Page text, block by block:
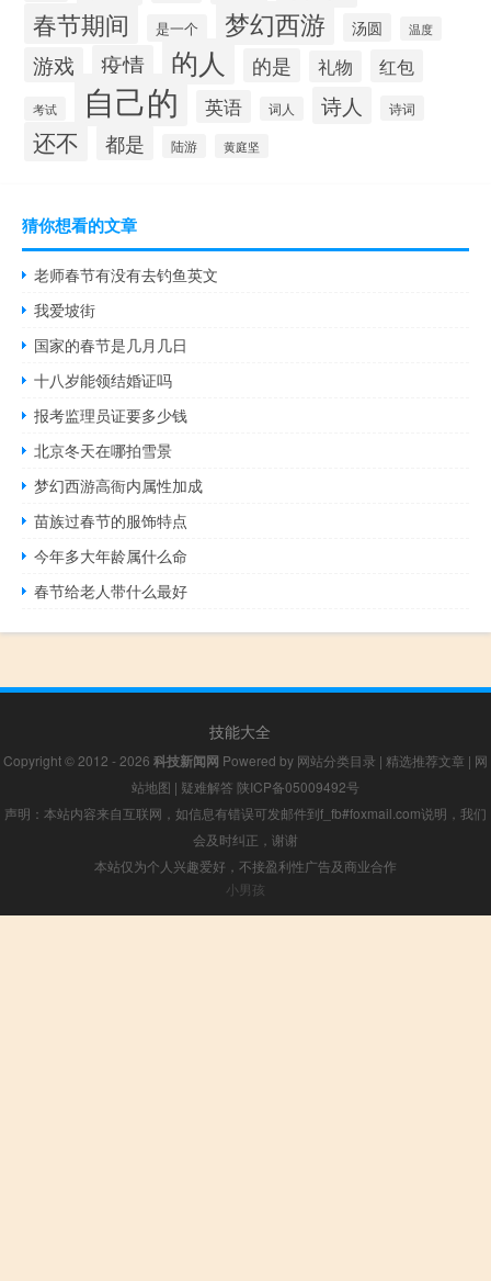
春节期间 是一个 梦幻西游 汤圆 温度
游戏 疫情 的人 的是 礼物 红包
考试 自己的 英语 词人 诗人 诗词
还不 都是 陆游 黄庭坚
猜你想看的文章
老师春节有没有去钓鱼英文
我爱坡街
国家的春节是几月几日
十八岁能领结婚证吗
报考监理员证要多少钱
北京冬天在哪拍雪景
梦幻西游高衙内属性加成
苗族过春节的服饰特点
今年多大年龄属什么命
春节给老人带什么最好
技能大全
Copyright © 2012 - 2026 科技新闻网 Powered by 网站分类目录 | 精选推荐文章 | 网
站地图 | 疑难解答 陕ICP备05009492号
声明：本站内容来自互联网，如信息有错误可发邮件到f_fb#foxmail.com说明，我们
会及时纠正，谢谢
本站仅为个人兴趣爱好，不接盈利性广告及商业合作
小男孩